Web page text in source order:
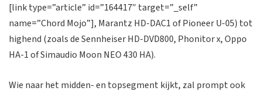
[link type=”article” id=”164417″ target=”_self”
name=”Chord Mojo”], Marantz HD-DAC1 of Pioneer U-05) tot
highend (zoals de Sennheiser HD-DVD800, Phonitor x, Oppo
HA-1 of Simaudio Moon NEO 430 HA).
Wie naar het midden- en topsegment kijkt, zal prompt ook